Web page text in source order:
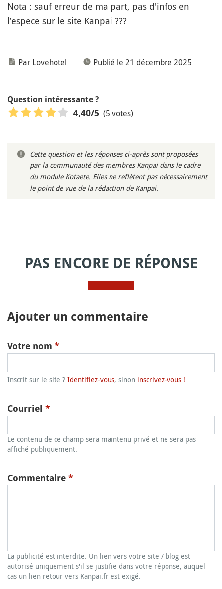
Nota : sauf erreur de ma part, pas d'infos en
l’espece sur le site Kanpai ???
Par Lovehotel Publié le 21 décembre 2025
Question intéressante ?
4,40/5 (5 votes)
Cette question et les réponses ci-après sont proposées
par la communauté des membres Kanpai dans le cadre
du module Kotaete. Elles ne reflètent pas nécessairement
le point de vue de la rédaction de Kanpai.
PAS ENCORE DE RÉPONSE
Ajouter un commentaire
Votre nom *
Inscrit sur le site ? Identifiez-vous, sinon inscrivez-vous !
Courriel *
Le contenu de ce champ sera maintenu privé et ne sera pas
affiché publiquement.
Commentaire *
La publicité est interdite. Un lien vers votre site / blog est
autorisé uniquement s'il se justifie dans votre réponse, auquel
cas un lien retour vers Kanpai.fr est exigé.